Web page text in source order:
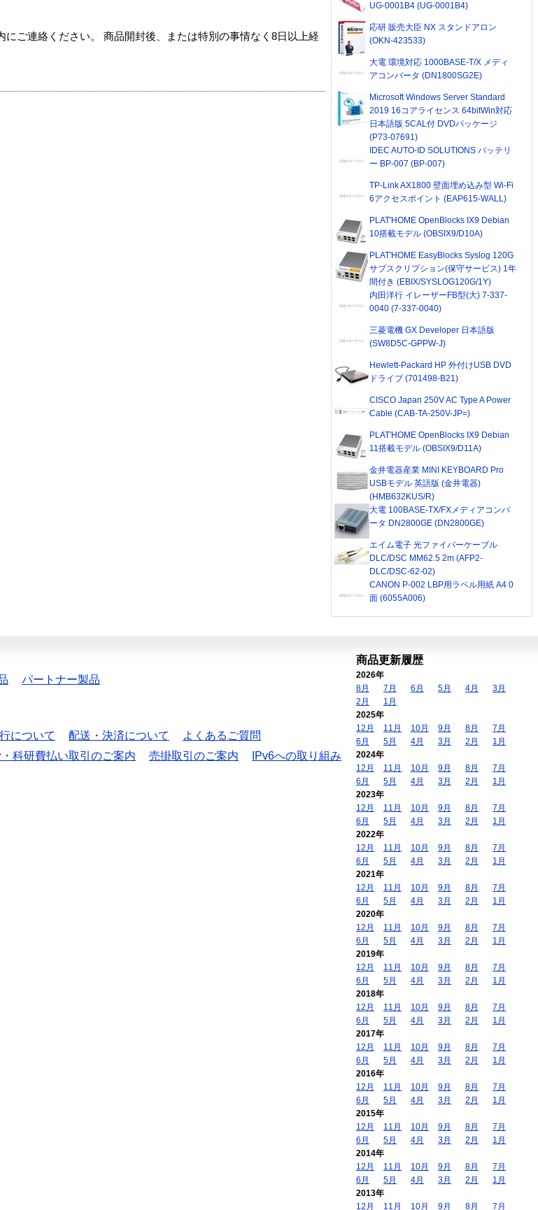
ご連絡ください。 商品開封後、または特別の事情なく8日以上経
UG-0001B4 (UG-0001B4)
応研 販売大臣 NX スタンドアロン
(OKN-423533)
大電 環境対応 1000BASE-T/X メディ
アコンバータ (DN1800SG2E)
Microsoft Windows Server Standard
2019 16コアライセンス 64bitWin対応
日本語版 5CAL付 DVDパッケージ
(P73-07691)
IDEC AUTO-ID SOLUTIONS バッテリ
ー BP-007 (BP-007)
TP-Link AX1800 壁面埋め込み型 Wi-Fi
6アクセスポイント (EAP615-WALL)
PLAT'HOME OpenBlocks IX9 Debian
10搭載モデル (OBSIX9/D10A)
PLAT'HOME EasyBlocks Syslog 120G
サブスクリプション(保守サービス) 1年
間付き (EBIX/SYSLOG120G/1Y)
内田洋行 イレーザーFB型(大) 7-337-
0040 (7-337-0040)
三菱電機 GX Developer 日本語版
(SW8D5C-GPPW-J)
Hewlett-Packard HP 外付けUSB DVD
ドライブ (701498-B21)
CISCO Japan 250V AC Type A Power
Cable (CAB-TA-250V-JP=)
PLAT'HOME OpenBlocks IX9 Debian
11搭載モデル (OBSIX9/D11A)
金井電器産業 MINI KEYBOARD Pro
USBモデル 英語版 (金井電器)
(HMB632KUS/R)
大電 100BASE-TX/FXメディアコンバ
ータ DN2800GE (DN2800GE)
エイム電子 光ファイバーケーブル
DLC/DSC MM62.5 2m (AFP2-
DLC/DSC-62-02)
CANON P-002 LBP用ラベル用紙 A4 0
面 (6055A006)
パートナー製品
について 配送・決済について
よくあるご質問
科研費払い取引のご案内 売掛取引のご案内
IPv6への取り組み
商品更新履歴
2026年
8月
7月 6月 5月 4月
3月
2月
1月
2025年
12月
11月 10月 9月 8月
7月
6月
5月 4月 3月 2月
1月
2024年
12月
11月 10月 9月 8月
7月
6月
5月 4月 3月 2月
1月
2023年
12月
11月 10月 9月 8月
7月
6月
5月 4月 3月 2月
1月
2022年
12月
11月 10月 9月 8月
7月
6月
5月 4月 3月 2月
1月
2021年
12月
11月 10月 9月 8月
7月
6月
5月 4月 3月 2月
1月
2020年
12月
11月 10月 9月 8月
7月
6月
5月 4月 3月 2月
1月
2019年
12月
11月 10月 9月 8月
7月
6月
5月 4月 3月 2月
1月
2018年
12月
11月 10月 9月 8月
7月
6月
5月 4月 3月 2月
1月
2017年
12月
11月 10月 9月 8月
7月
6月
5月 4月 3月 2月
1月
2016年
12月
11月 10月 9月 8月
7月
6月
5月 4月 3月 2月
1月
2015年
12月
11月 10月 9月 8月
7月
6月
5月 4月 3月 2月
1月
2014年
12月
11月 10月 9月 8月
7月
6月
5月 4月 3月 2月
1月
2013年
12月
11月 10月 9月 8月 7月